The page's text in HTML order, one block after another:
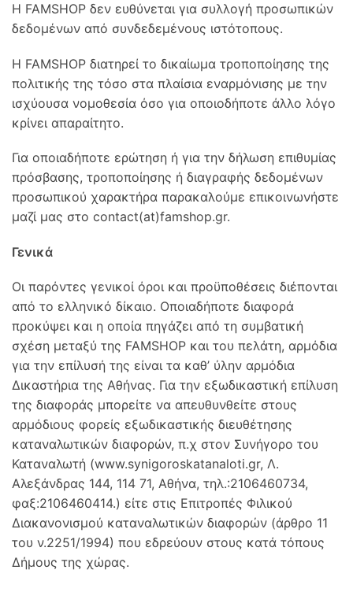
Η FAMSHOP δεν ευθύνεται για συλλογή προσωπικών
δεδομένων από συνδεδεμένους ιστότοπους.
Η FAMSHOP διατηρεί το δικαίωμα τροποποίησης της
πολιτικής της τόσο στα πλαίσια εναρμόνισης με την
ισχύουσα νομοθεσία όσο για οποιοδήποτε άλλο λόγο
κρίνει απαραίτητο.
Για οποιαδήποτε ερώτηση ή για την δήλωση επιθυμίας
πρόσβασης, τροποποίησης ή διαγραφής δεδομένων
προσωπικού χαρακτήρα παρακαλούμε επικοινωνήστε
μαζί μας στο contact(at)famshop.gr.
Γενικά
Οι παρόντες γενικοί όροι και προϋποθέσεις διέπονται
από το ελληνικό δίκαιο. Οποιαδήποτε διαφορά
προκύψει και η οποία πηγάζει από τη συμβατική
σχέση μεταξύ της FAMSHOP και του πελάτη, αρμόδια
για την επίλυσή της είναι τα καθ’ ύλην αρμόδια
Δικαστήρια της Αθήνας. Για την εξωδικαστική επίλυση
της διαφοράς μπορείτε να απευθυνθείτε στους
αρμόδιους φορείς εξωδικαστικής διευθέτησης
καταναλωτικών διαφορών, π.χ στον Συνήγορο του
Καταναλωτή (www.synigoroskatanaloti.gr, Λ.
Αλεξάνδρας 144, 114 71, Αθήνα, τηλ.:2106460734,
φαξ:2106460414.) είτε στις Επιτροπές Φιλικού
Διακανονισμού καταναλωτικών διαφορών (άρθρο 11
του ν.2251/1994) που εδρεύουν στους κατά τόπους
Δήμους της χώρας.